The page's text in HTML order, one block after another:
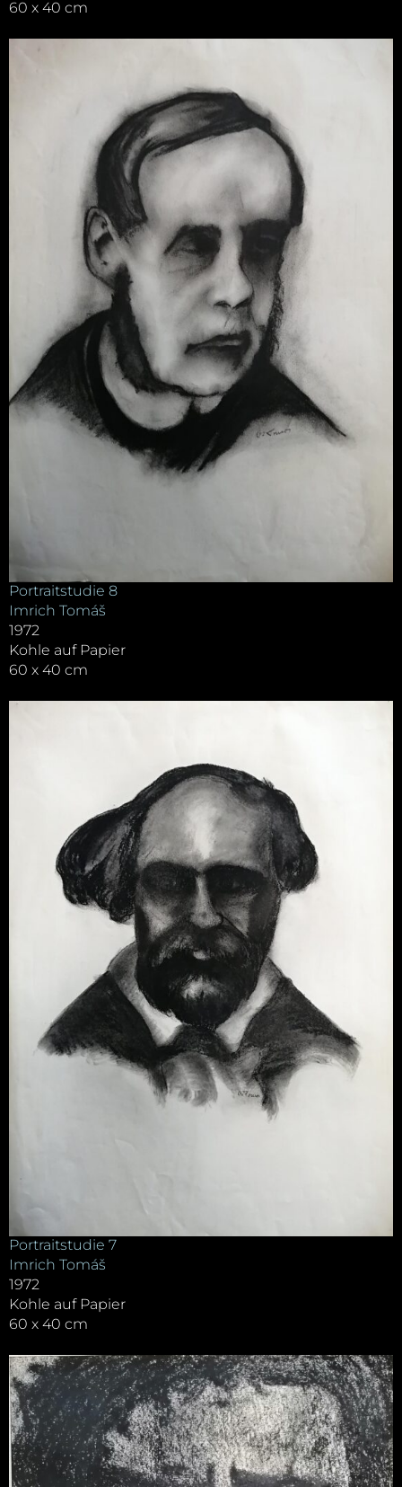
60 x 40 cm
Portraitstudie 8
Imrich Tomáš
1972
Kohle auf Papier
60 x 40 cm
Portraitstudie 7
Imrich Tomáš
1972
Kohle auf Papier
60 x 40 cm